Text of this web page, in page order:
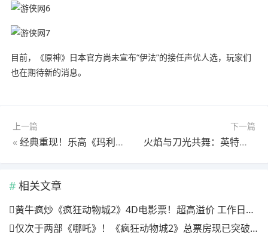
目前，《原神》日本官方尚未宣布“伊法”的接任声优人选，玩家们
也在期待新的消息。
上一篇
«经典重现！乐高《玛利欧赛车：马里奥与标准车组合》
下一篇
火焰与刀光共舞：英特尔锐炫显卡带你体验丝滑游戏世界
相关文章
黄牛疯炒《疯狂动物城2》4D电影票！超高溢价 工作日也满场
仅次于两部《哪吒》！《疯狂动物城2》总票房现已突破20亿